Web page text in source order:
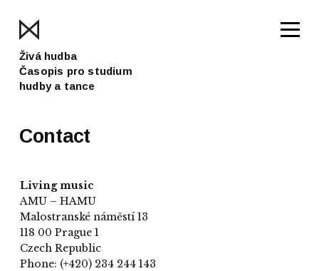
Živá hudba
Časopis pro studium
hudby a tance
Contact
Living music
AMU – HAMU
Malostranské náměstí 13
118 00 Prague 1
Czech Republic
Phone: (+420) 234 244 143